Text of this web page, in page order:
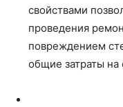
свойствами
проведения
повреждением
общие затраты на